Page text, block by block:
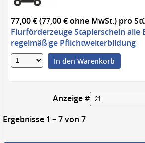
77,00 € (77,00 € ohne MwSt.) pro
Flurförderzeuge Staplerschein alle
regelmäßige Pflichtweiterbildung
In den Warenkorb
Anzeige #
Ergebnisse 1 – 7 von 7